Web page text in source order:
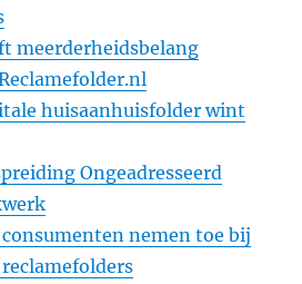
meerderheidsbelang
huisaanhuisfolder wint
Ongeadresseerd
nemen toe bij